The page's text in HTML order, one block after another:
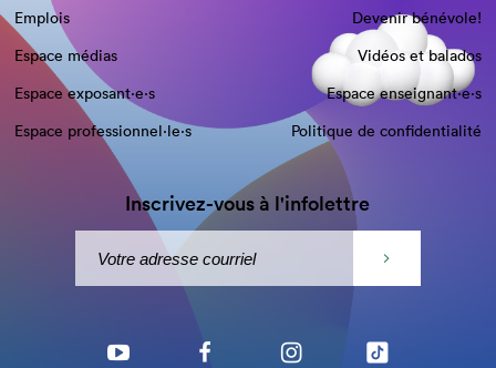
Emplois
Devenir bénévole!
Espace médias
Vidéos et balados
Espace exposant·e⋅s
Espace enseignant·e⋅s
Espace professionnel·le⋅s
Politique de confidentialité
Inscrivez-vous à l'infolettre